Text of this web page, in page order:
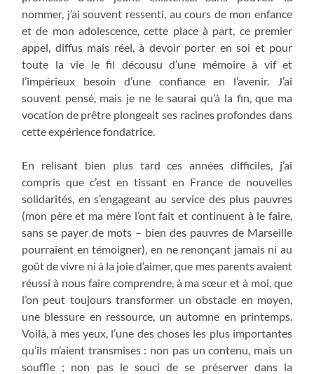
nommer, j’ai souvent ressenti, au cours de mon enfance
et de mon adolescence, cette place à part, ce premier
appel, diffus mais réel, à devoir porter en soi et pour
toute la vie le fil décousu d’une mémoire à vif et
l’impérieux besoin d’une confiance en l’avenir. J’ai
souvent pensé, mais je ne le saurai qu’à la fin, que ma
vocation de prêtre plongeait ses racines profondes dans
cette expérience fondatrice.
En relisant bien plus tard ces années difficiles, j’ai
compris que c’est en tissant en France de nouvelles
solidarités, en s’engageant au service des plus pauvres
(mon père et ma mère l’ont fait et continuent à le faire,
sans se payer de mots – bien des pauvres de Marseille
pourraient en témoigner), en ne renonçant jamais ni au
goût de vivre ni à la joie d’aimer, que mes parents avaient
réussi à nous faire comprendre, à ma sœur et à moi, que
l’on peut toujours transformer un obstacle en moyen,
une blessure en ressource, un automne en printemps.
Voilà, à mes yeux, l’une des choses les plus importantes
qu’ils m’aient transmises : non pas un contenu, mais un
souffle ; non pas le souci de se préserver dans la